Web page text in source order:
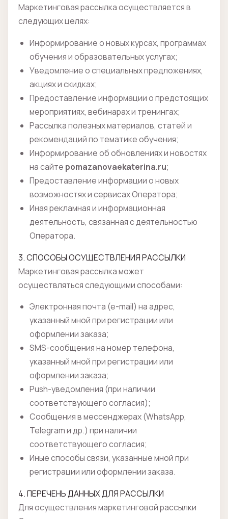
Маркетинговая рассылка осуществляется в
следующих целях:
Информирование о новых курсах, программах
обучения и образовательных услугах;
Уведомление о специальных предложениях,
акциях и скидках;
Предоставление информации о предстоящих
мероприятиях, вебинарах и тренингах;
Рассылка полезных материалов, статей и
рекомендаций по тематике обучения;
Информирование об обновлениях и новостях
на сайте pomazanovaekaterina.ru;
Предоставление информации о новых
возможностях и сервисах Оператора;
Иная рекламная и информационная
деятельность, связанная с деятельностью
Оператора.
3. СПОСОБЫ ОСУЩЕСТВЛЕНИЯ РАССЫЛКИ
Маркетинговая рассылка может
осуществляться следующими способами:
Электронная почта (e-mail) на адрес,
указанный мной при регистрации или
оформлении заказа;
SMS-сообщения на номер телефона,
указанный мной при регистрации или
оформлении заказа;
Push-уведомления (при наличии
соответствующего согласия);
Сообщения в мессенджерах (WhatsApp,
Telegram и др.) при наличии
соответствующего согласия;
Иные способы связи, указанные мной при
регистрации или оформлении заказа.
4. ПЕРЕЧЕНЬ ДАННЫХ ДЛЯ РАССЫЛКИ
Для осуществления маркетинговой рассылки